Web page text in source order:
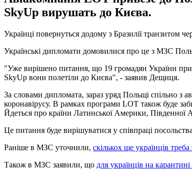
SkyUp вирушать до Києва.
Українці повернуться додому з Бразилії
Українські дипломати домовилися про це з МЗС
"Уже вирішено питання, що 19 громадян України
SkyUp вони полетіли до Києва", - заявив Дещиця.
За словами дипломата, зараз уряд Польщі спільно з
коронавірусу. В рамках програми LOT також буде
Йдеться про країни Латинської Америки, Південної
Це питання буде вирішуватися у співпраці
Раніше в МЗС уточнили, скількох ще українців
Також в МЗС заявили, що для українців на